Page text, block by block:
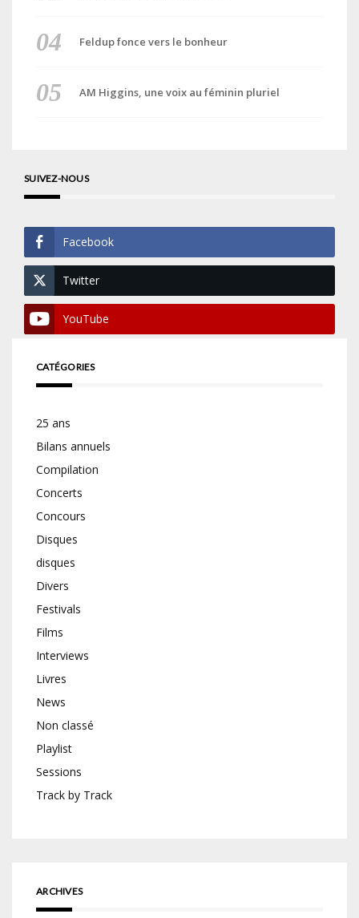
Feldup fonce vers le bonheur
AM Higgins, une voix au féminin pluriel
SUIVEZ-NOUS
Facebook
Twitter
YouTube
CATÉGORIES
25 ans
Bilans annuels
Compilation
Concerts
Concours
Disques
disques
Divers
Festivals
Films
Interviews
Livres
News
Non classé
Playlist
Sessions
Track by Track
ARCHIVES